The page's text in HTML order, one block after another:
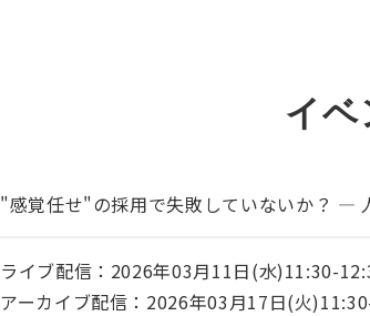
イベ
"感覚任せ"の採用で失敗していないか？ ―
ライブ配信：2026年03月11日(水)11:30-
アーカイブ配信：2026年03月17日(火